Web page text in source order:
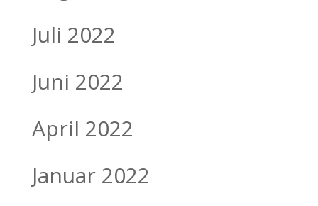
Juli 2022
Juni 2022
April 2022
Januar 2022